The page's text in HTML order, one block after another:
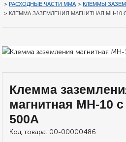
>РАСХОДНЫЕ ЧАСТИ MMA >КЛЕММЫ
> КЛЕММА ЗАЗЕМЛЕНИЯ МАГНИТНАЯ МН-10
Клемма
магнитная МН-10 с
500A
Код товара: 00-00000486